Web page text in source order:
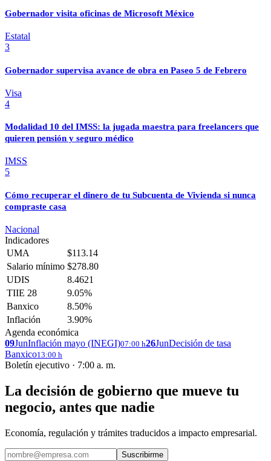
Gobernador visita oficinas de Microsoft México
Estatal
3
Gobernador supervisa avance de obra en Paseo 5 de Febrero
Visa
4
Modalidad 10 del IMSS: la jugada maestra para freelancers que
quieren pensión y seguro médico
IMSS
5
Cómo recuperar el dinero de tu Subcuenta de Vivienda si nunca
compraste casa
Nacional
Indicadores
UMA
$113.14
Salario mínimo $278.80
UDIS
8.4621
TIIE 28
9.05%
Banxico
8.50%
Inflación
3.90%
Agenda económica
09JunInflación mayo (INEGI)07:00 h26JunDecisión de tasa
Banxico13:00 h
Boletín ejecutivo · 7:00 a. m.
La decisión de gobierno que mueve tu
negocio, antes que nadie
Economía, regulación y trámites traducidos a impacto empresarial.
Suscribirme